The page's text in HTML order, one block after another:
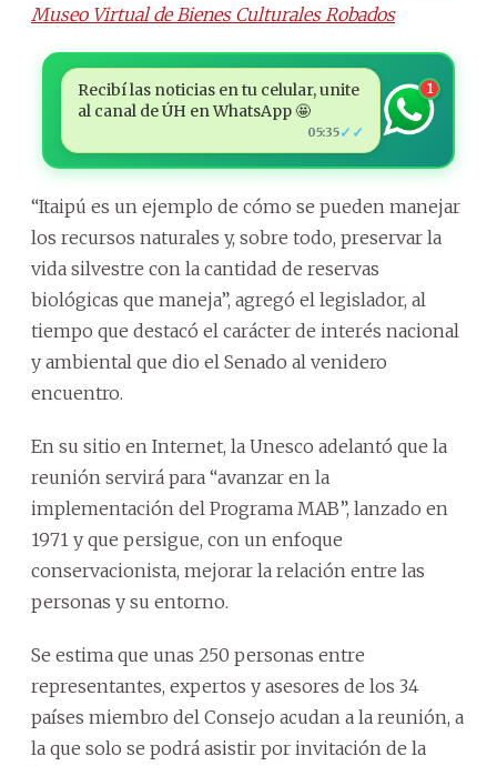
Museo Virtual de Bienes Culturales Robados
Recibí las noticias en tu celular, unite
al canal de ÚH en WhatsApp 🤩
05:35✓✓
1
“Itaipú es un ejemplo de cómo se pueden manejar
los recursos naturales y, sobre todo, preservar la
vida silvestre con la cantidad de reservas
biológicas que maneja”, agregó el legislador, al
tiempo que destacó el carácter de interés nacional
y ambiental que dio el Senado al venidero
encuentro.
En su sitio en Internet, la Unesco adelantó que la
reunión servirá para “avanzar en la
implementación del Programa MAB”, lanzado en
1971 y que persigue, con un enfoque
conservacionista, mejorar la relación entre las
personas y su entorno.
Se estima que unas 250 personas entre
representantes, expertos y asesores de los 34
países miembro del Consejo acudan a la reunión, a
la que solo se podrá asistir por invitación de la